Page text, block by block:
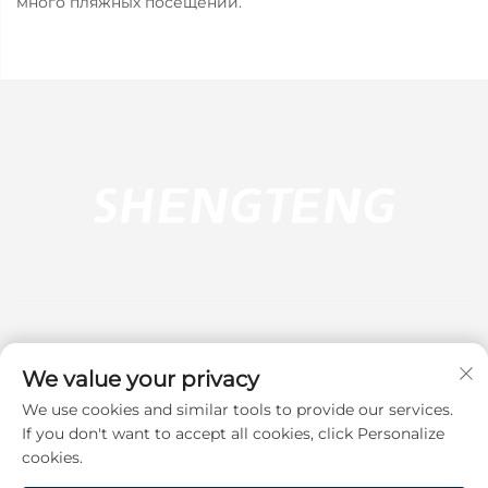
Подписаться
We value your privacy
We use cookies and similar tools to provide our services.
If you don't want to accept all cookies, click Personalize
cookies.